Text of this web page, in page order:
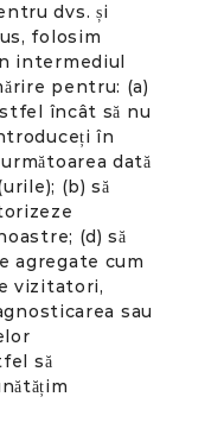
dvs. și
folosim
intermediul
pentru: (a)
încât să nu
în
dată
(b) să
(d) să
agregate cum
vizitatori,
sau
să